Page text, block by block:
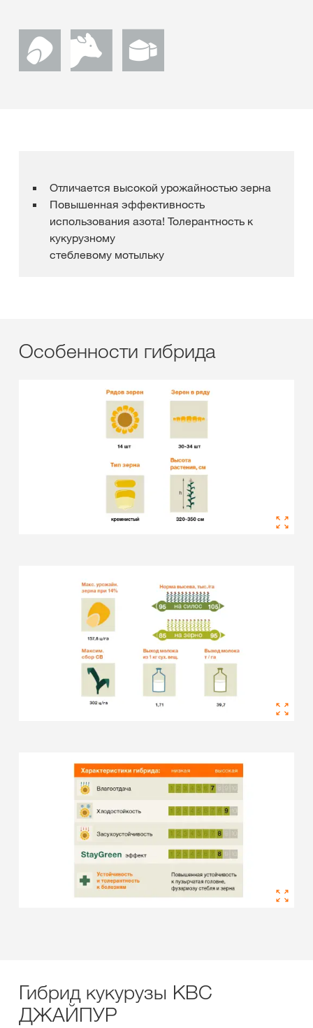
Отличается высокой урожайностью зерна
Повышенная эффективность
использования азота! Толерантность к
кукурузному
стеблевому мотыльку
Особенности гибрида
Гибрид кукурузы КВС
ДЖАЙПУР